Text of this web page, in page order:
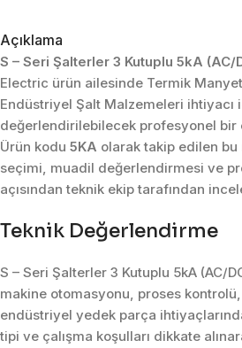
Açıklama
S – Seri Şalterler 3 Kutuplu 5kA (AC/
Electric ürün ailesinde Termik
Endüstriyel Şalt Malzemeleri ihtiyacı
değerlendirilebilecek profesyonel bir
Ürün kodu 5KA olarak takip edilen
seçimi, muadil değerlendirmesi ve
açısından teknik ekip tarafından
Teknik Değerlendirme
S – Seri Şalterler 3 Kutuplu 5kA (AC/
makine otomasyonu, proses kontrolü,
endüstriyel yedek parça
tipi ve çalışma koşulları dikkate